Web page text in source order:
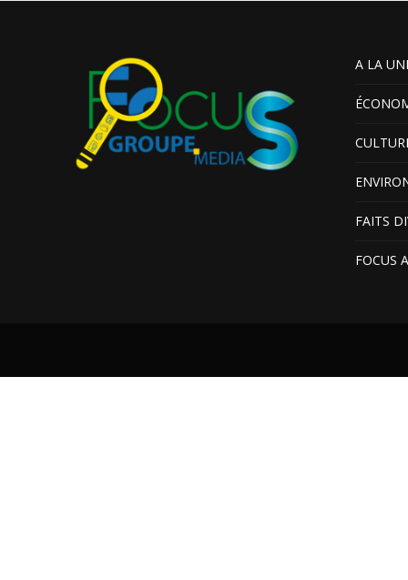
A LA
FAITS
FOCUS